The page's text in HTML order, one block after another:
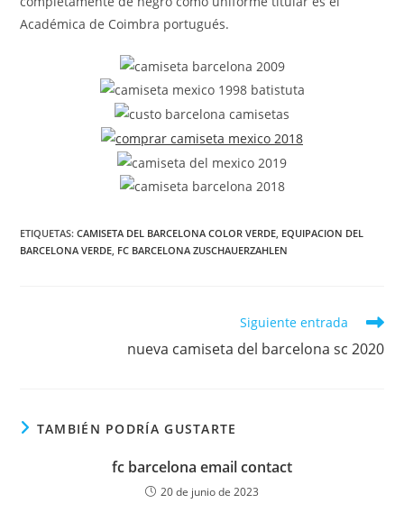
Académica de Coimbra portugués.
ETIQUETAS:CAMISETA DEL BARCELONA COLOR VERDE, EQUIPACION DEL
BARCELONA VERDE, FC BARCELONA ZUSCHAUERZAHLEN
Siguiente entrada
nueva camiseta del barcelona sc 2020
TAMBIÉN PODRÍA GUSTARTE
fc barcelona email contact
20 de junio de 2023